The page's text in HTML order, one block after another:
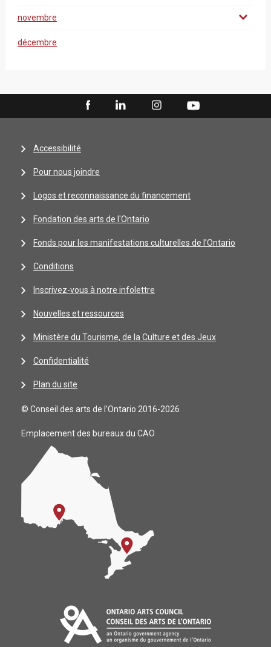
novembre
décembre
Accessibilité
Pour nous joindre
Logos et reconnaissance du financement
Fondation des arts de l'Ontario
Fonds pour les manifestations culturelles de l’Ontario
Conditions
Inscrivez-vous à notre infolettre
Nouvelles et ressources
Ministère du Tourisme, de la Culture et des Jeux
Confidentialité
Plan du site
© Conseil des arts de l’Ontario 2016-2026
Emplacement des bureaux du CAO